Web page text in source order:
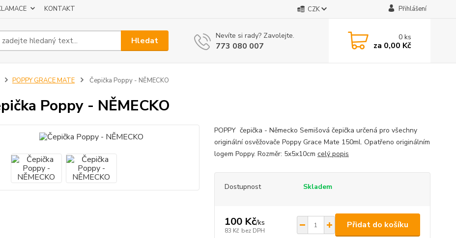
KONTAKT CZK Přihlášení
Hledat Nevíte si rady? Zavolejte.
773 080 007
0ks
za 0,00 Kč
POPPY GRACE MATE Čepička Poppy - NĚMECKO
Poppy - NĚMECKO
POPPY čepička - Německo Semišová čepička určená pro všechny
originální osvěžovače Poppy Grace Mate 150ml. Opatřeno originálním
logem Poppy. Rozměr: 5x5x10cm celý popis
Dostupnost Skladem
100 Kč/ks
83 Kč bez DPH
Přidat do košíku